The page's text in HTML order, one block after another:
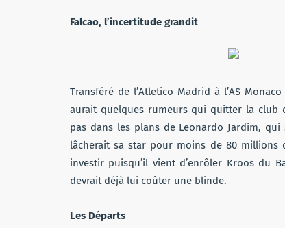
Falcao, l’incertitude grandit
Transféré de l’Atletico Madrid à l’AS
aurait quelques rumeurs qui quitter la club
pas dans les plans de Leonardo Jardim,
lâcherait sa star pour moins de 80 millions
investir puisqu’il vient d’enrôler Kroos du
devrait déjà lui coûter une blinde.
Les Départs